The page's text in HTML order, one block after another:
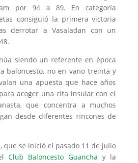
por 94 a 89. En categoría
consiguió la primera victoria
derrotar a Vasaladan con un
siendo un referente en época
baloncesto, no en vano treinta y
una apuesta que hace años
acoger una cita insular con el
que concentra a muchos
desde diferentes rincones de
que se inició el pasado 11 de julio
Club Baloncesto Guancha y la